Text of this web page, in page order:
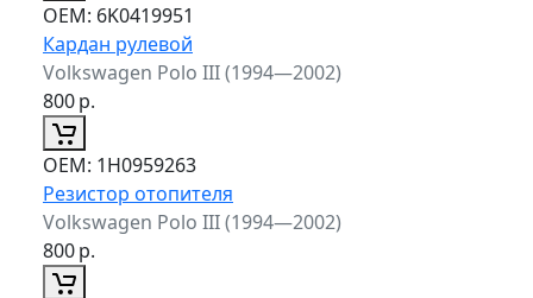
ОЕМ: 6K0419951
Кардан рулевой
Volkswagen Polo III (1994—2002)
800р.
ОЕМ: 1H0959263
Резистор отопителя
Volkswagen Polo III (1994—2002)
800р.